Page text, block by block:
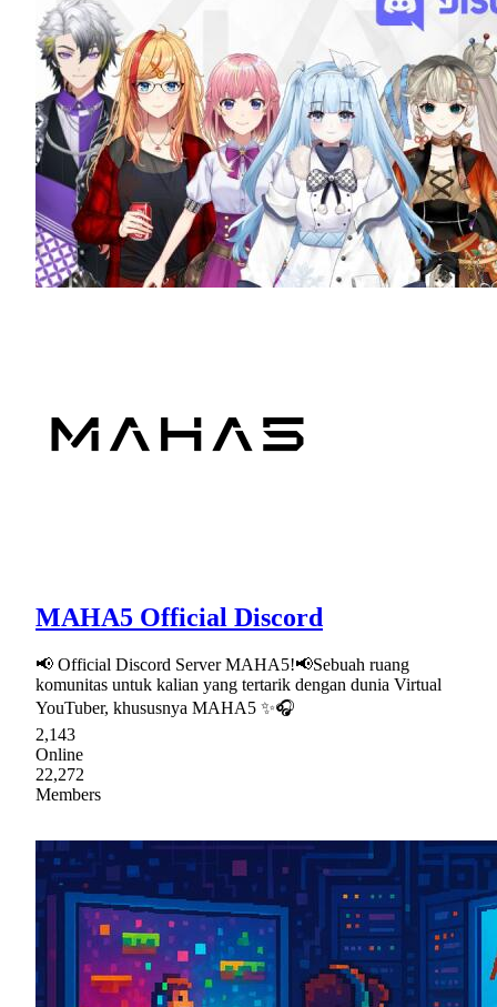
MAHA5 Official Discord
📢 Official Discord Server MAHA5!📢Sebuah ruang
komunitas untuk kalian yang tertarik dengan dunia Virtual
YouTuber, khususnya MAHA5 ✨🎧
2,143
Online
22,272
Members